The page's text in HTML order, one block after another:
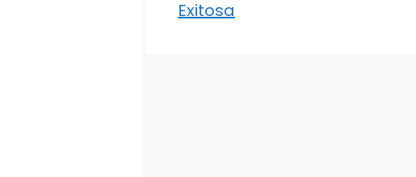
Exitosa